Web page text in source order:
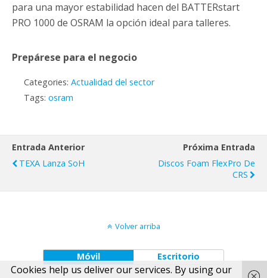
para una mayor estabilidad hacen del BATTERstart
PRO 1000 de OSRAM la opción ideal para talleres.
Prepárese para el negocio
Categories: Actualidad del sector
Tags: osram
Entrada Anterior
TEXA Lanza SoH
Próxima Entrada
Discos Foam FlexPro De
CRS
Volver arriba
Móvil Escritorio
Cookies help us deliver our services. By using our